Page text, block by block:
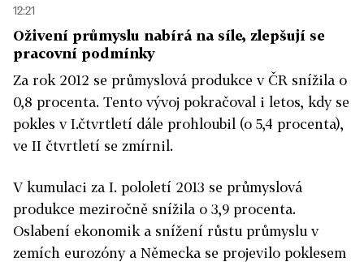
12:21
Oživení průmyslu nabírá na síle, zlepšují se
pracovní podmínky
Za rok 2012 se průmyslová produkce v ČR snížila o
0,8 procenta. Tento vývoj pokračoval i letos, kdy se
pokles v I.čtvrtletí dále prohloubil (o 5,4 procenta),
ve II čtvrtletí se zmírnil.
V kumulaci za I. pololetí 2013 se průmyslová
produkce meziročně snížila o 3,9 procenta.
Oslabení ekonomik a snížení růstu průmyslu v
zemích eurozóny a Německa se projevilo poklesem